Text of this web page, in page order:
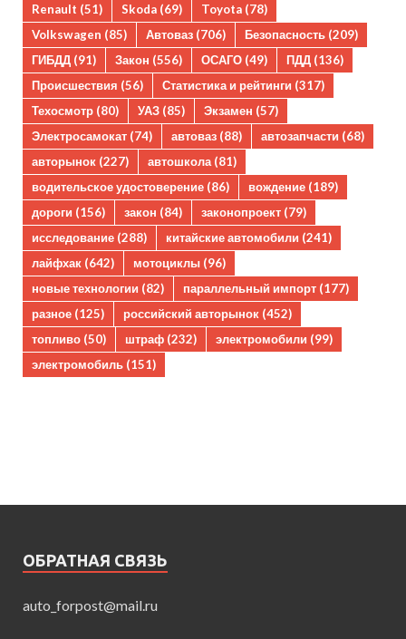
Renault (51) Skoda (69) Toyota (78)
Volkswagen (85) Автоваз (706) Безопасность (209)
ГИБДД (91) Закон (556) ОСАГО (49) ПДД (136)
Происшествия (56) Статистика и рейтинги (317)
Техосмотр (80) УАЗ (85) Экзамен (57)
Электросамокат (74) автоваз (88) автозапчасти (68)
авторынок (227) автошкола(81)
водительское удостоверение (86) вождение (189)
дороги (156) закон (84) законопроект (79)
исследование (288) китайские автомобили (241)
лайфхак (642) мотоциклы (96)
новые технологии (82) параллельный импорт (177)
разное (125) российский авторынок (452)
топливо (50) штраф (232) электромобили (99)
электромобиль (151)
ОБРАТНАЯ СВЯЗЬ
auto_forpost@mail.ru